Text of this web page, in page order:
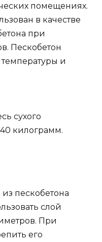
помещениях.
в качестве
при
Пескобетон
и
сухого
килограмм.
пескобетона
слой
При
его